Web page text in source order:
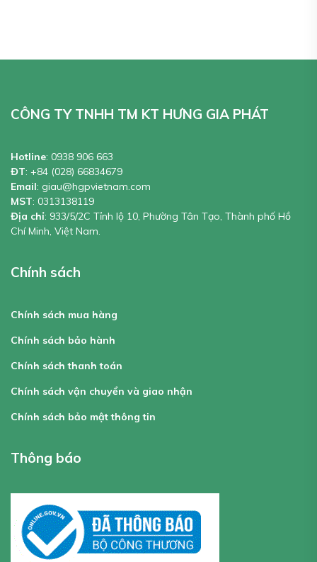
CÔNG TY TNHH TM KT HƯNG GIA PHÁT
Hotline: 0938 906 663
ĐT: +84 (028) 66834679
Email: giau@hgpvietnam.com
MST: 0313138119
Địa chỉ: 933/5/2C Tỉnh lộ 10, Phường Tân Tạo, Thành phố Hồ
Chí Minh, Việt Nam.
Chính sách
Chính sách mua hàng
Chính sách bảo hành
Chính sách thanh toán
Chính sách vận chuyển và giao nhận
Chính sách bảo mật thông tin
Thông báo